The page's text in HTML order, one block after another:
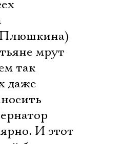

мрут
так
даже
И этот